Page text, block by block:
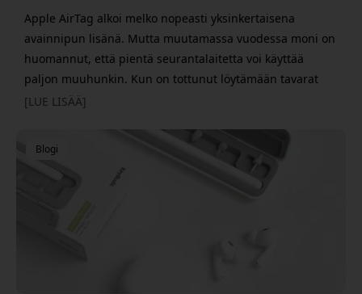
Apple AirTag alkoi melko nopeasti yksinkertaisena
avainnipun lisänä. Mutta muutamassa vuodessa moni on
huomannut, että pientä seurantalaitetta voi käyttää
paljon muuhunkin. Kun on tottunut löytämään tavarat
suoraan Etsi-appista, on vaikea palata entiseen. AirTagin
vuoden. Tässä on 15 fiksua AirTag-käytt
[LUE LISÄÄ]
Blogi